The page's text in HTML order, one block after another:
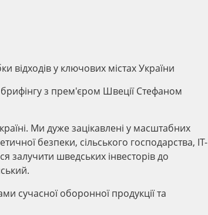
відходів у ключових містах України
з прем'єром Швеції Стефаном
Ми дуже зацікавлені у масштабних
безпеки, сільського господарства, ІТ-
залучити шведських інвесторів до
сучасної оборонної продукції та